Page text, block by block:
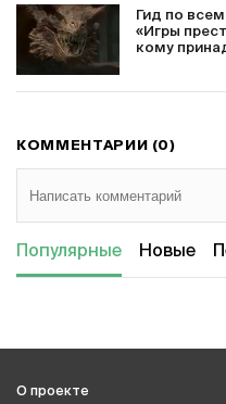
Гид по
«Игры
кому
КОММЕНТАРИИ (0)
Популярные Новые
О проекте